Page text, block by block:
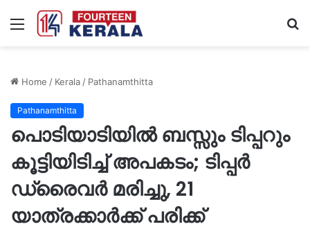
Menu
Home / Kerala/ Pathanamthitta
Pathanamthitta
പൊടിയാടിയിൽ ബസ്സും ടിപ്പറും
കൂട്ടിയിടിച്ച് അപകടം; ടിപ്പർ
ഡ്രൈവർ മരിച്ചു, 21
യാത്രക്കാർക്ക് പരിക്ക്